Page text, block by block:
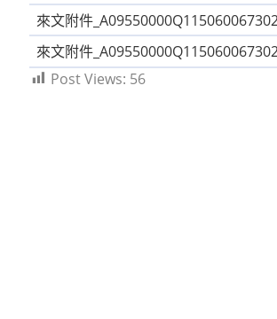
來文附件
來文附件
Post Views: 56